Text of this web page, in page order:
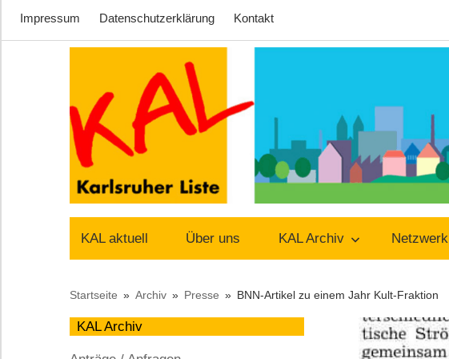
Impressum Datenschutzerklärung Kontakt
Zum
springen
Karlsruher
Liste
–
auf
KAL aktuell Über uns KAL Archiv Netzwerk
Startseite Archiv Presse BNN-Artikel zu einem Jahr Kult-Fraktion
KAL Archiv